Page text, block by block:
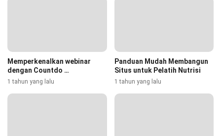
Memperkenalkan webinar
dengan Countdo …
1 tahun yang lalu
Panduan Mudah Membangun
Situs untuk Pelatih Nutrisi
1 tahun yang lalu